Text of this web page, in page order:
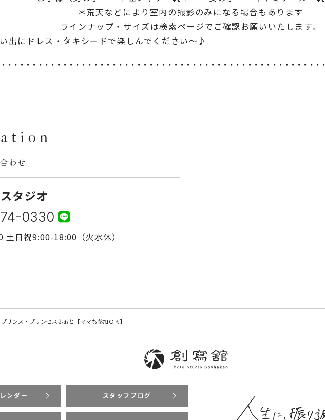
＊荒天などにより室内の撮影のみになる場合もあります
ラインナップ・サイズは検索ページでご確認お願いいたします。
出にドレス・タキシードで楽しんでください～♪
わせ
タジオ
0330
日祝9:00-18:00（火水休）
プリンス・プリンセスふぉと【ママも参加ＯＫ】
ンダー スタッフブログ